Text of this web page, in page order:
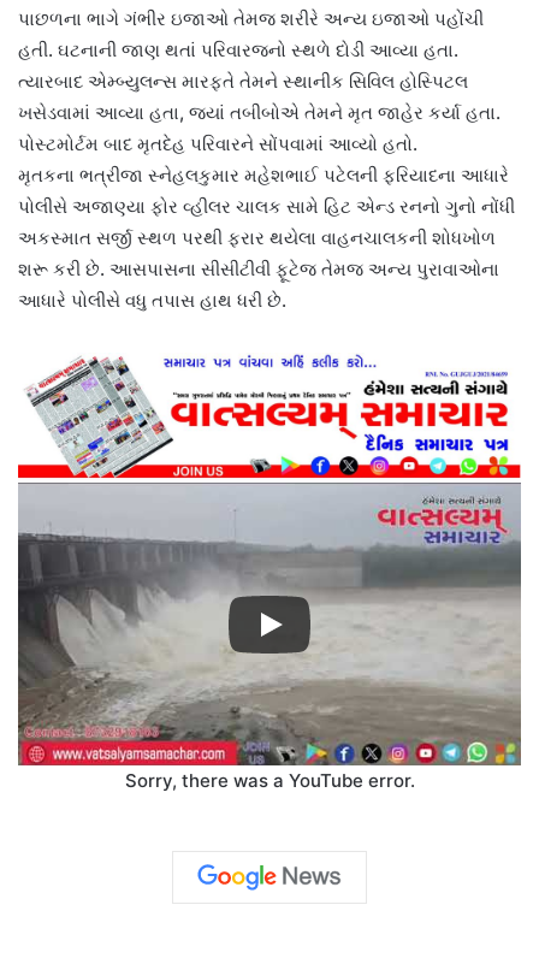
પાછળના ભાગે ગંભીર ઇજાઓ તેમજ શરીરે અન્ય ઇજાઓ પહોંચી
હતી. ઘટનાની જાણ થતાં પરિવારજનો સ્થળે દોડી આવ્યા હતા.
ત્યારબાદ એમ્બ્યુલન્સ મારફતે તેમને સ્થાનીક સિવિલ હોસ્પિટલ
ખસેડવામાં આવ્યા હતા, જ્યાં તબીબોએ તેમને મૃત જાહેર કર્યા હતા.
પોસ્ટમોર્ટમ બાદ મૃતદેહ પરિવારને સોંપવામાં આવ્યો હતો.
મૃતકના ભત્રીજા સ્નેહલકુમાર મહેશભાઈ પટેલની ફરિયાદના આધારે
પોલીસે અજાણ્યા ફોર વ્હીલર ચાલક સામે હિટ એન્ડ રનનો ગુનો નોંધી
અકસ્માત સર્જી સ્થળ પરથી ફરાર થયેલા વાહનચાલકની શોધખોળ
શરૂ કરી છે. આસપાસના સીસીટીવી ફૂટેજ તેમજ અન્ય પુરાવાઓના
આધારે પોલીસે વધુ તપાસ હાથ ધરી છે.
Sorry, there was a YouTube error.